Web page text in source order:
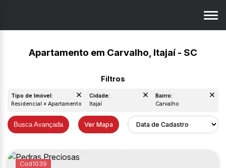
Apartamento em Carvalho, Itajaí - SC
Tipo de Imóvel:
Residencial » Apartamento
Cidade:
Itajaí
Bairro:
Carvalho
Busca Avançada Ver Mapa
1039